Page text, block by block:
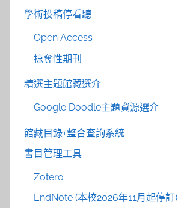
學術投稿停看聽
Open Access
掠奪性期刊
精選主題館藏選介
Google Doodle主題資源選介
館藏目錄+整合查詢系統
書目管理工具
Zotero
EndNote (本校2026年11月起停訂)